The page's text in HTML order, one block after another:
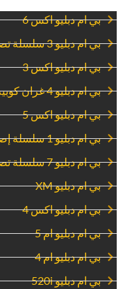
‏بي ام دبليو اكس 6‏
‏بي ام دبليو 3 سلسلة تصليح‏
‏بي ام دبليو اكس 3‏
‏بي ام دبليو 4 غران كوبيه‏
‏بي ام دبليو اكس 5‏
‏بي ام دبليو 1 سلسلة إصلاح‏
‏بي ام دبليو 7 سلسلة تصليح‏
‏بي ام دبليو XM‏
‏بي ام دبليو اكس 4‏
‏بي ام دبليو ام 5‏
‏بي ام دبليو ام 4‏
‏بي ام دبليو 520i‏